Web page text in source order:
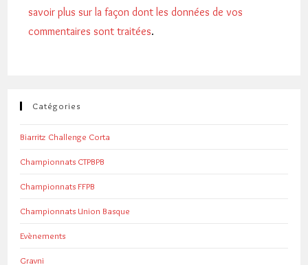
savoir plus sur la façon dont les données de vos
commentaires sont traitées.
Catégories
Biarritz Challenge Corta
Championnats CTPBPB
Championnats FFPB
Championnats Union Basque
Evènements
Gravni